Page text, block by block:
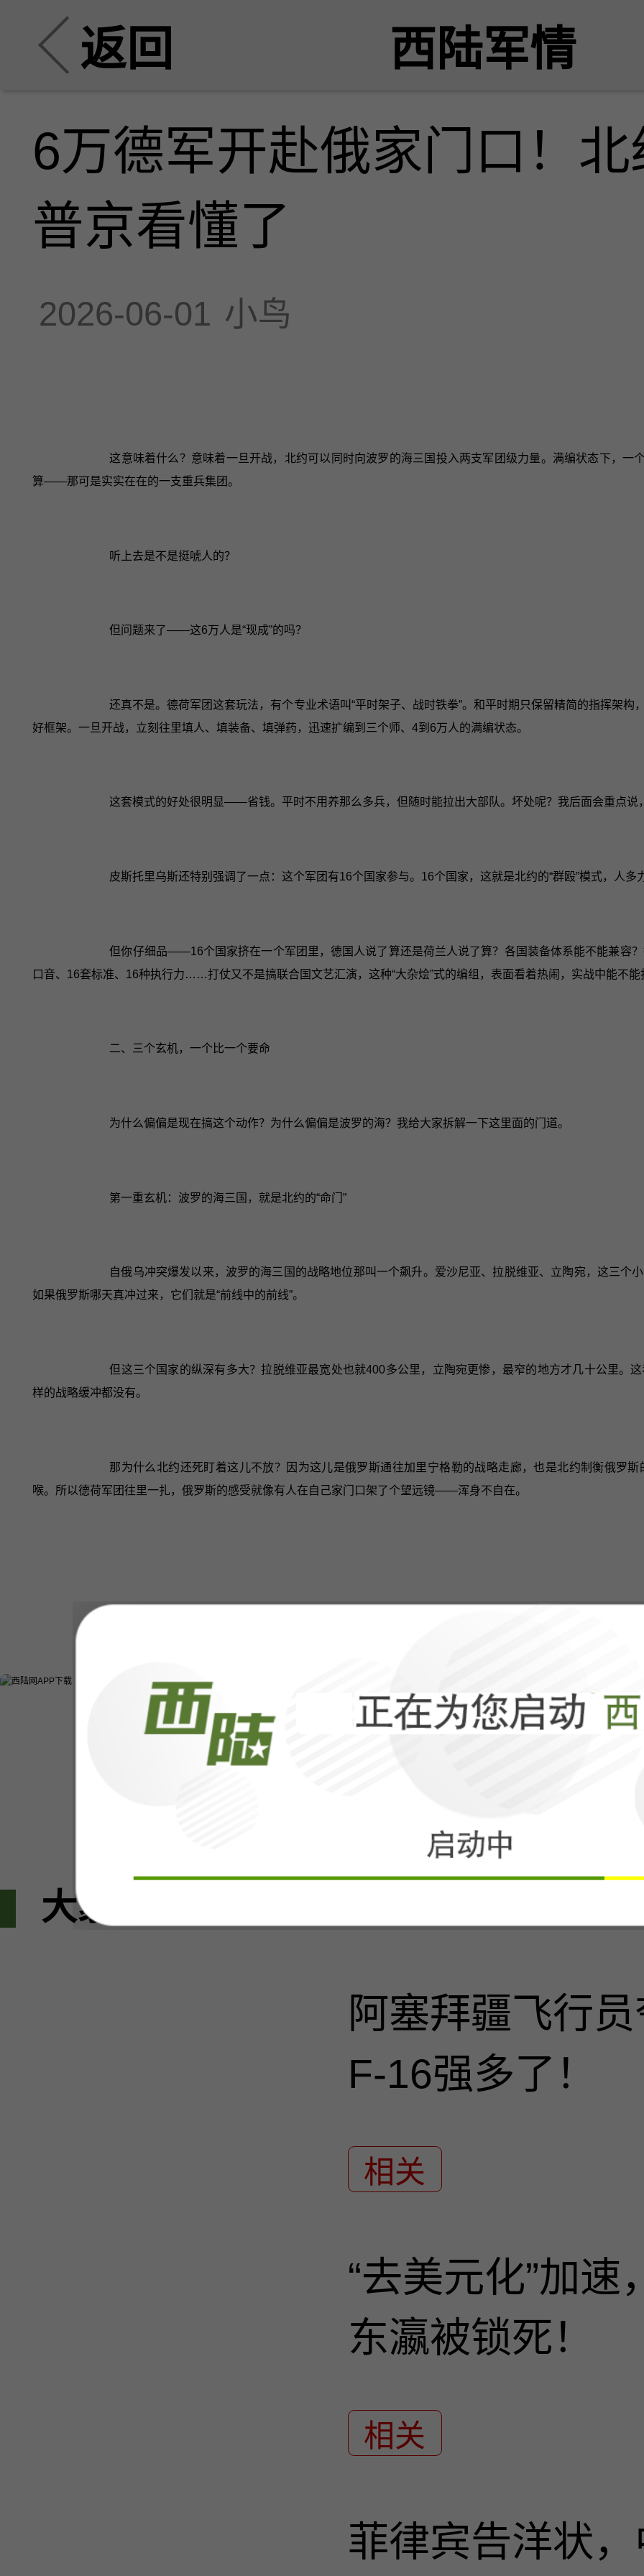
返回 西陆军情
6万德军开赴俄家门口！
普京看懂了
2026-06-01 小鸟
这意味着什么？意味着一旦开战，北约可以同时向波罗的海三国投入两支军团级力量。满编状态下，一
算——那可是实实在在的一支重兵集团。
听上去是不是挺唬人的？
但问题来了——这6万人是“现成”的吗？
还真不是。德荷军团这套玩法，有个专业术语叫“平时架子、战时铁拳”。和平时期只保留精简的指挥架
好框架。一旦开战，立刻往里填人、填装备、填弹药，迅速扩编到三个师、4到6万人的满编状态。
这套模式的好处很明显——省钱。平时不用养那么多兵，但随时能拉出大部队。坏处呢？我后面会重点说
皮斯托里乌斯还特别强调了一点：这个军团有16个国家参与。16个国家，这就是北约的“群殴”模式，人多
但你仔细品——16个国家挤在一个军团里，德国人说了算还是荷兰人说了算？各国装备体系能不能兼容
口音、16套标准、16种执行力……打仗又不是搞联合国文艺汇演，这种“大杂烩”式的编组，表面看着热闹，实战中能不
二、三个玄机，一个比一个要命
为什么偏偏是现在搞这个动作？为什么偏偏是波罗的海？我给大家拆解一下这里面的门道。
第一重玄机：波罗的海三国，就是北约的“命门”
自俄乌冲突爆发以来，波罗的海三国的战略地位那叫一个飙升。爱沙尼亚、拉脱维亚、立陶宛，这三个
如果俄罗斯哪天真冲过来，它们就是“前线中的前线”。
但这三个国家的纵深有多大？拉脱维亚最宽处也就400多公里，立陶宛更惨，最窄的地方才几十公里。
样的战略缓冲都没有。
那为什么北约还死盯着这儿不放？因为这儿是俄罗斯通往加里宁格勒的战略走廊，也是北约制衡俄罗
喉。所以德荷军团往里一扎，俄罗斯的感受就像有人在自己家门口架了个望远镜——浑身不自在。
大家都在看
阿塞拜疆飞行
F-16强多了！
相关
“去美元化”加
东瀛被锁死！
相关
菲律宾告洋状